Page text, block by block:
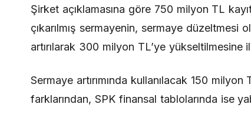
Şirket açıklamasına göre 750 milyon TL
çıkarılmış sermayenin, sermaye düzeltmesi
artırılarak 300 milyon TL’ye yükseltilmesine
Sermaye artırımında kullanılacak 150
farklarından, SPK finansal tablolarında ise